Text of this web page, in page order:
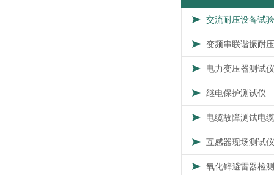
交流耐压设备试
变频串联谐振耐
电力变压器测试
继电保护测试仪
电缆故障测试电
互感器现场测试仪
氧化锌避雷器检